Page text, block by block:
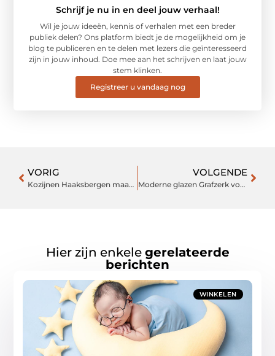
Schrijf je nu in en deel jouw verhaal!
Wil je jouw ideeën, kennis of verhalen met een breder
publiek delen? Ons platform biedt je de mogelijkheid om je
blog te publiceren en te delen met lezers die geïnteresseerd
zijn in jouw inhoud. Doe mee aan het schrijven en laat jouw
stem klinken.
Registreer u vandaag nog
VORIG
Kozijnen Haaksbergen maakt uw kozijnen op maat
VOLGENDE
Moderne glazen Grafzerk voor je dochter
Hier zijn enkele gerelateerde
berichten
WINKELEN